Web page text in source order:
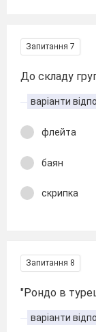
Запитання 7
До складу
варіанти
флейта
баян
скрипка
Запитання 8
"Рондо в
варіанти